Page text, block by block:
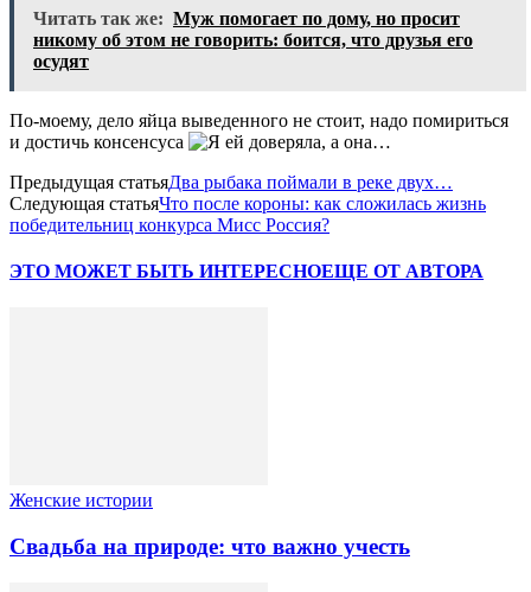
Читать так же: Муж помогает по дому, но просит
никому об этом не говорить: боится, что друзья его
осудят
По-моему, дело яйца выведенного не стоит, надо помириться
и достичь консенсуса
Предыдущая статьяДва рыбака поймали в реке двух…
Следующая статьяЧто после короны: как сложилась жизнь
победительниц конкурса Мисс Россия?
ЭТО МОЖЕТ БЫТЬ ИНТЕРЕСНОЕЩЕ ОТ АВТОРА
Женские истории
Свадьба на природе: что важно учесть